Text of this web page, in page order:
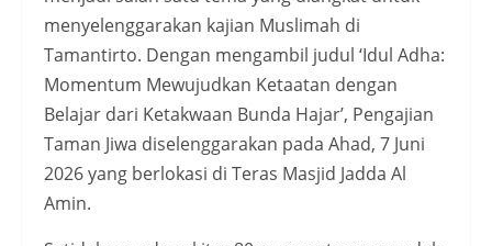
menyelenggarakan kajian Muslimah di
Tamantirto. Dengan mengambil judul ‘Idul Adha:
Momentum Mewujudkan Ketaatan dengan
Belajar dari Ketakwaan Bunda Hajar’, Pengajian
Taman Jiwa diselenggarakan pada Ahad, 7 Juni
2026 yang berlokasi di Teras Masjid Jadda Al
Amin.